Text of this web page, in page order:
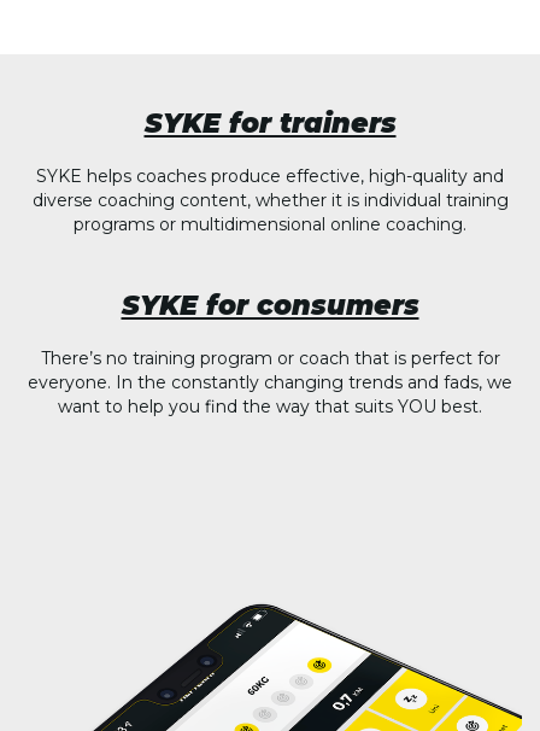
SYKE for trainers
SYKE helps coaches produce effective, high-quality and
diverse coaching content, whether it is individual training
programs or multidimensional online coaching.
SYKE for consumers
There’s no training program or coach that is perfect for
everyone. In the constantly changing trends and fads, we
want to help you find the way that suits YOU best.